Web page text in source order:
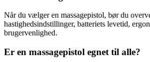
Når du vælger en massagepistol, bør du
hastighedsindstillinger, batteriets levetid,
brugervenlighed.
Er en massagepistol egnet til alle?